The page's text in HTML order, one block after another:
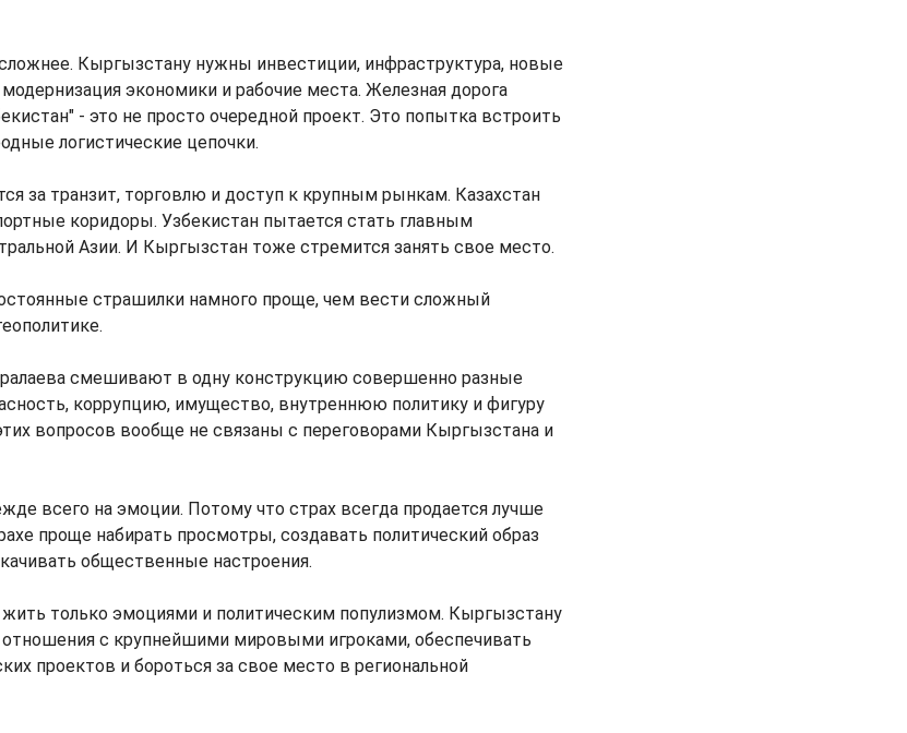
Кыргызстану нужны инвестиции, инфраструктура, новые
экономики и рабочие места. Железная дорога
- это не просто очередной проект. Это попытка встроить
логистические цепочки.
за транзит, торговлю и доступ к крупным рынкам. Казахстан
коридоры. Узбекистан пытается стать главным
Азии. И Кыргызстан тоже стремится занять свое место.
страшилки намного проще, чем вести сложный
смешивают в одну конструкцию совершенно разные
коррупцию, имущество, внутреннюю политику и фигуру
вопросов вообще не связаны с переговорами Кыргызстана и
всего на эмоции. Потому что страх всегда продается лучше
проще набирать просмотры, создавать политический образ
общественные настроения.
только эмоциями и политическим популизмом. Кыргызстану
с крупнейшими мировыми игроками, обеспечивать
проектов и бороться за свое место в региональной